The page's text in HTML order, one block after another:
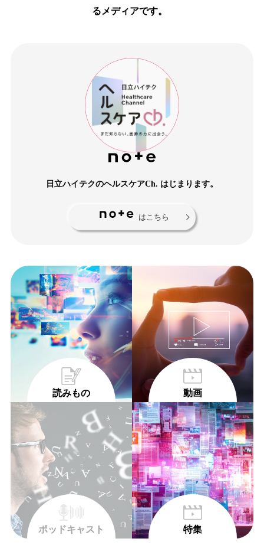
るメディアです。
日立ハイテクのヘルスケアCh. はじまります。
はこちら
読みもの 動画
ポッドキャスト 特集